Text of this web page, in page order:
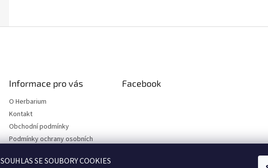
SOUHLAS SE SOUBORY COOKIES
Informace pro vás
O Herbarium
Kontakt
Obchodní podmínky
Podmínky ochrany osobních
Rady a tipy k bylinkám
Facebook